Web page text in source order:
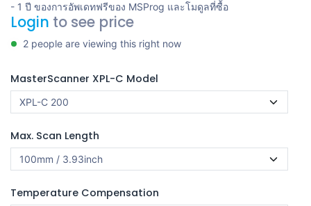
- 1 ปี ของการอัพเดทฟรีของ MSProg และโมดูลที่ซื้อ
Login to see price
2 people are viewing this right now
MasterScanner XPL-C Model
Max. Scan Length
Temperature Compensation